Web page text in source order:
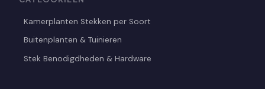
Kamerplanten Stekken per Soort
Buitenplanten & Tuinieren
Stek Benodigdheden & Hardware